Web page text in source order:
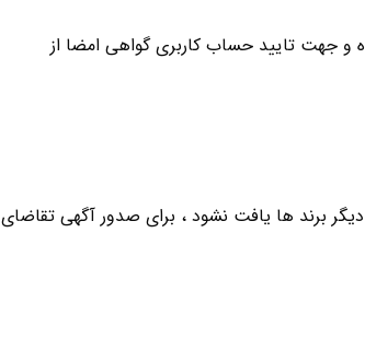
و جهت تایید حساب کاربری گواهی امضا از
برند ها یافت نشود ، برای صدور آگهی تقاضای